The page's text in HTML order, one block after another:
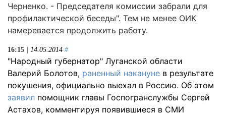
Черненко. - Председателя комиссии забрали для
профилактической беседы". Тем не менее ОИК
намеревается продолжить работу.
16:15 | 14.05.2014 #
"Народный губернатор" Луганской области
Валерий Болотов, раненный накануне в результате
покушения, официально выехал в Россию. Об этом
заявил помощник главы Госпогранслужбы Сергей
Астахов, комментируя появившиеся в СМИ